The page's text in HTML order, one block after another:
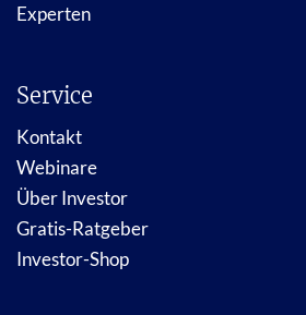
Experten
Service
Kontakt
Webinare
Über Investor
Gratis-Ratgeber
Investor-Shop